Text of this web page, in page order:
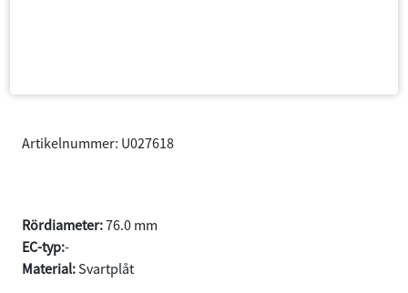
Artikelnummer: U027618
Rördiameter:76.0 mm
EC-typ:-
Material: Svartplåt